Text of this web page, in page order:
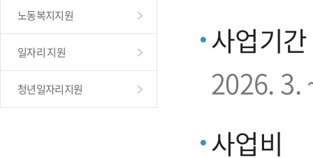
노동복지지원
일자리 지원
청년일자리지원
사업기간
2026. 3.
사업비